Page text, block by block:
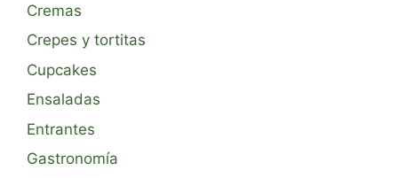
Cremas
Crepes y tortitas
Cupcakes
Ensaladas
Entrantes
Gastronomía